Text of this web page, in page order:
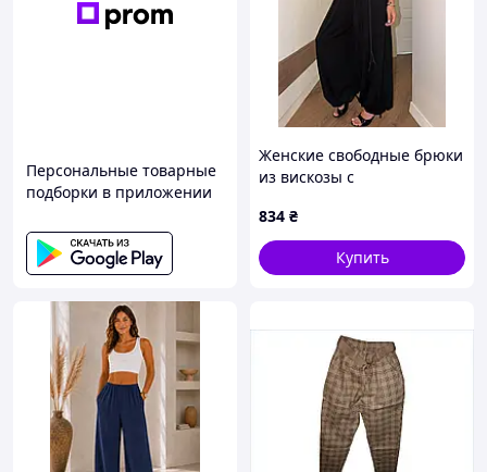
Персональные товарные
подборки в приложении
Женские свободные брюки
из вискозы с
834 ₴
Купить